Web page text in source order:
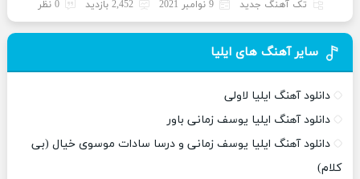
تک آهنگ جدید 9 نوامبر 2021 2,452 بازدید 0 نظر
سایر آهنگ های ایلیا
دانلود آهنگ ایلیا لاولی
دانلود آهنگ ایلیا یوسف زمانی باور
دانلود آهنگ ایلیا یوسف زمانی و درسا سادات موسوی خیال (بی
کلام)